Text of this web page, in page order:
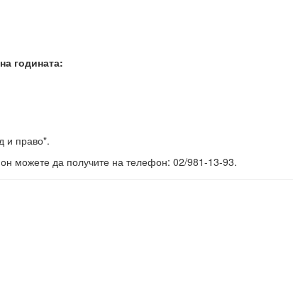
годината:
и право".
можете да получите на телефон: 02/981-13-93.